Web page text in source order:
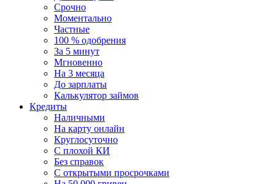
Срочно
Моментально
Частные
100 % одобрения
За 5 минут
Мгновенно
На 3 месяца
До зарплаты
Калькулятор займов
Кредиты
Наличными
На карту онлайн
Круглосуточно
С плохой КИ
Без справок
C открытыми просрочками